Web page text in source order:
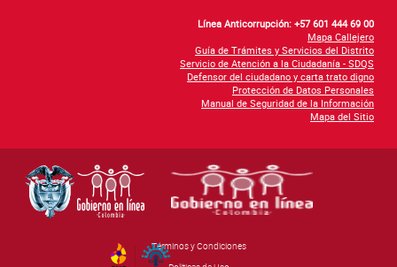
Línea Anticorrupción: +57 601 444 69 00
Mapa Callejero
Guía de Trámites y Servicios del Distrito
Servicio de Atención a la Ciudadanía - SDQS
Defensor del ciudadano y carta trato digno
Protección de Datos Personales
Manual de Seguridad de la Información
Mapa del Sitio
Términos y Condiciones
By Govimentum